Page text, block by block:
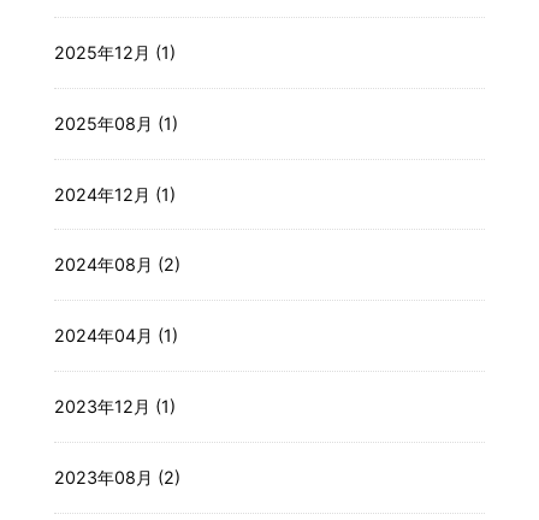
2025年12月 (1)
2025年08月 (1)
2024年12月 (1)
2024年08月 (2)
2024年04月 (1)
2023年12月 (1)
2023年08月 (2)